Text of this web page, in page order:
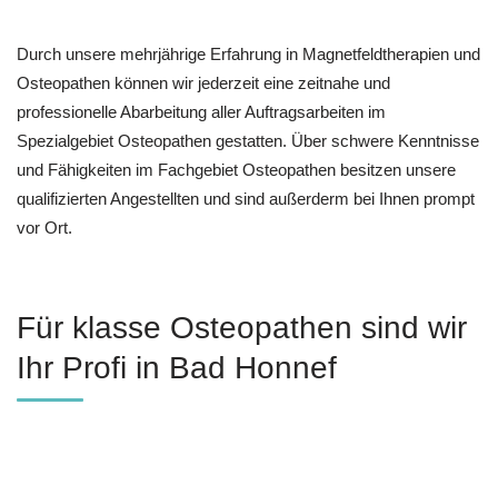
Durch unsere mehrjährige Erfahrung in Magnetfeldtherapien und
Osteopathen können wir jederzeit eine zeitnahe und
professionelle Abarbeitung aller Auftragsarbeiten im
Spezialgebiet Osteopathen gestatten. Über schwere Kenntnisse
und Fähigkeiten im Fachgebiet Osteopathen besitzen unsere
qualifizierten Angestellten und sind außerderm bei Ihnen prompt
vor Ort.
Für klasse Osteopathen sind wir
Ihr Profi in Bad Honnef